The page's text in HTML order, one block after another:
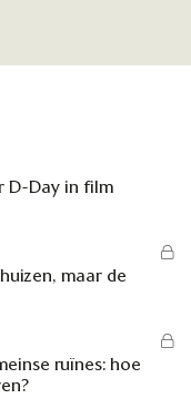
D-Day in film
maar de
ruïnes: hoe